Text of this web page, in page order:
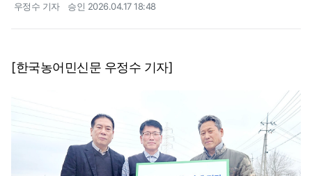
우정수 기자 승인 2026.04.17 18:48
[한국농어민신문 우정수 기자]